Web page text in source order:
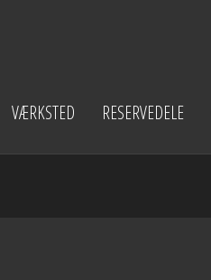
VÆRKSTED RESERVEDELE